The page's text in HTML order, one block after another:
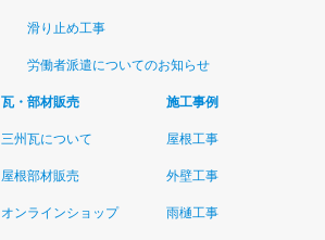
滑り止め工事
労働者派遣についてのお知らせ
瓦・部材販売
三州瓦について
屋根部材販売
オンラインショップ
施工事例
屋根工事
外壁工事
雨樋工事